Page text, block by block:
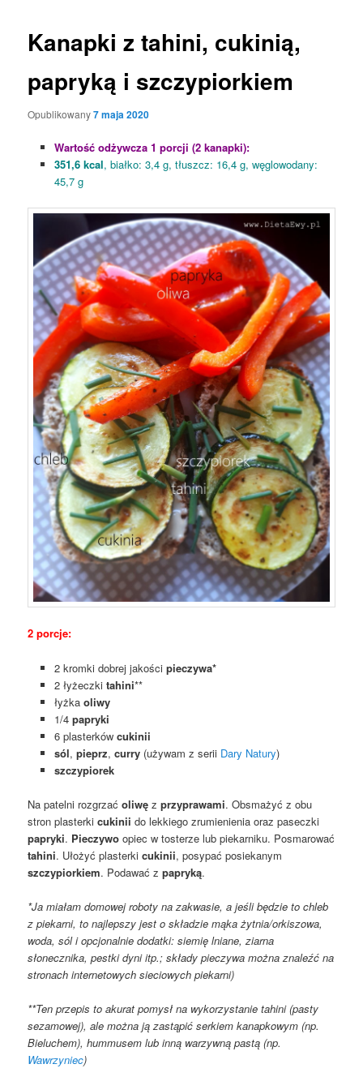
Kanapki z tahini, cukinią,
papryką i szczypiorkiem
Opublikowany7 maja 2020
Wartość odżywcza 1 porcji (2 kanapki):
351,6 kcal, białko: 3,4 g, tłuszcz: 16,4 g, węglowodany:
45,7 g
2 porcje:
2 kromki dobrej jakości pieczywa*
2 łyżeczki tahini**
łyżka oliwy
1/4 papryki
6 plasterków cukinii
sól, pieprz, curry(używam z serii Dary Natury)
szczypiorek
Na patelni rozgrzaćoliwę zprzyprawami. Obsmażyć z obu
stron plasterkicukinii do lekkiego zrumienienia oraz paseczki
papryki. Pieczywo opiec w tosterze lub piekarniku. Posmarować
tahini. Ułożyć plasterkicukinii, posypać posiekanym
szczypiorkiem. Podawać zpapryką.
*Ja miałam domowej roboty na zakwasie, a jeśli będzie to chleb
z piekarni, to najlepszy jest o składzie mąka żytnia/orkiszowa,
woda, sól i opcjonalnie dodatki: siemię lniane, ziarna
słonecznika, pestki dyni itp.; składy pieczywa można znaleźć na
stronach internetowych sieciowych piekarni)
**Ten przepis to akurat pomysł na wykorzystanie tahini (pasty
sezamowej), ale można ją zastąpić serkiem kanapkowym (np.
Bieluchem), hummusem lub inną warzywną pastą (np.
Wawrzyniec)